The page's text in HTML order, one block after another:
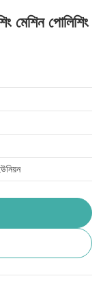
মেশিন পোলিশিং